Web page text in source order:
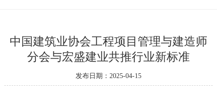
中国建筑业协会工程项目管理与建造师
分会与宏盛建业共推行业新标准
发布日期：2025-04-15